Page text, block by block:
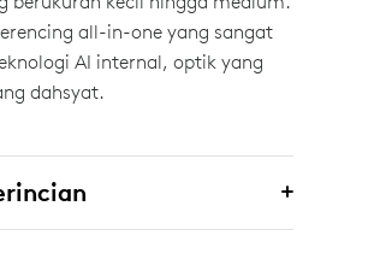
all-in-one yang sangat
AI internal, optik yang
dahsyat.